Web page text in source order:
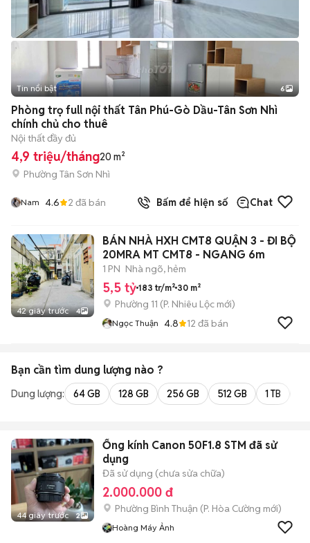
+2
Tin nổi bật 6
Phòng trọ full nội thất Tân Phú-Gò Dầu-Tân Sơn Nhì
chính chủ cho thuê
Nội thất đầy đủ
4,9 triệu/tháng20 m²
Phường Tân Sơn Nhì
Nam 4.6 2 đã bán Bấm để hiện số Chat
42 giây trước 4
BÁN NHÀ HXH CMT8 QUẬN 3 - ĐI BỘ
20MRA MT CMT8 - NGANG 6m
1 PN Nhà ngõ, hẻm
5,5 tỷ 183 tr/m² 30 m²
Phường 11 (P. Nhiêu Lộc mới)
Ngọc Thuận 4.8 12 đã bán
Bạn cần tìm dung lượng nào ?
Dung lượng: 64 GB 128 GB 256 GB 512 GB 1 TB
44 giây trước 2
Ống kính Canon 50F1.8 STM đã sử
dụng
Đã sử dụng (chưa sửa chữa)
2.000.000 đ
Phường Bình Thuận (P. Hòa Cường mới)
Hoàng Máy Ảnh